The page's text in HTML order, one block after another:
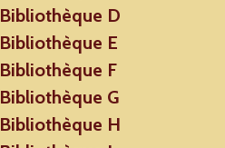
Bibliothèque D
Bibliothèque E
Bibliothèque F
Bibliothèque G
Bibliothèque H